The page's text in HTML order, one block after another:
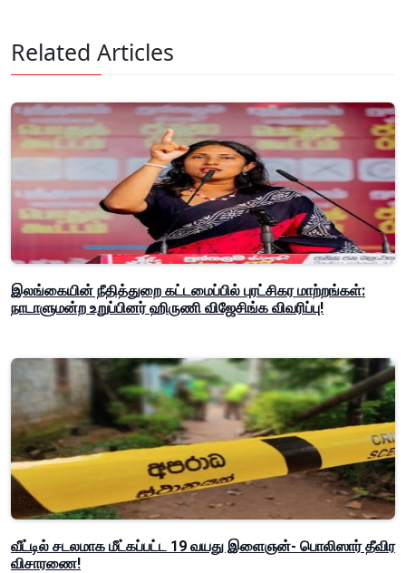
Related Articles
இலங்கையின் நீதித்துறை கட்டமைப்பில் புரட்சிகர மாற்றங்கள்:
நாடாளுமன்ற உறுப்பினர் ஹிருணி விஜேசிங்க விவரிப்பு!
வீட்டில் சடலமாக மீட்கப்பட்ட 19 வயது இளைஞன்- பொலிஸார் தீவிர
விசாரணை!